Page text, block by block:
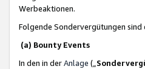
Werbeaktionen.
Folgende Sondervergütungen
(a) Bounty Events
In den in derAnlage („